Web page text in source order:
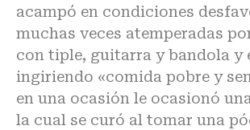
acampó en condiciones
muchas veces atemperadas
con tiple, guitarra y bandola y
ingiriendo «comida pobre y
en una ocasión le ocasionó
la cual se curó al tomar una